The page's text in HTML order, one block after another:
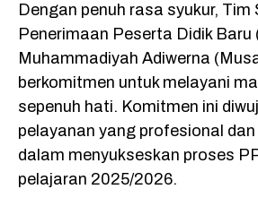
Dengan penuh rasa syukur, Tim
Penerimaan Peserta Didik
Muhammadiyah Adiwerna
berkomitmen untuk melayani
sepenuh hati. Komitmen ini
pelayanan yang profesional dan
dalam menyukseskan proses
pelajaran 2025/2026.